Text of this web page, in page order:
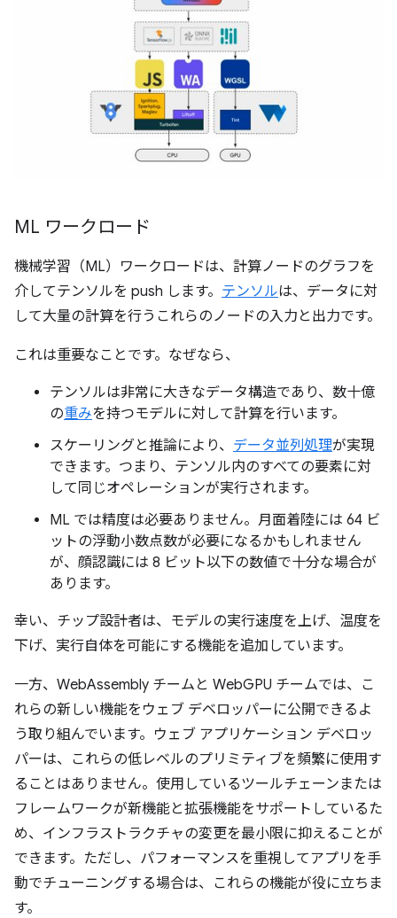
ML ワークロード
機械学習（ML）ワークロードは、計算ノードのグラフを
介してテンソルを push します。 テンソルは、データに対
して大量の計算を行うこれらのノードの入力と出力です。
これは重要なことです。なぜなら、
テンソルは非常に大きなデータ構造であり、数十億
の重みを持つモデルに対して計算を行います。
スケーリングと推論により、 データ並列処理が実現
できます。つまり、テンソル内のすべての要素に対
して同じオペレーションが実行されます。
ML では精度は必要ありません。月面着陸には 64 ビ
ットの浮動小数点数が必要になるかもしれません
が、顔認識には 8 ビット以下の数値で十分な場合が
あります。
幸い、チップ設計者は、モデルの実行速度を上げ、温度を
下げ、実行自体を可能にする機能を追加しています。
一方、WebAssembly チームと WebGPU チームでは、こ
れらの新しい機能をウェブ デベロッパーに公開できるよ
う取り組んでいます。ウェブ アプリケーション デベロッ
パーは、これらの低レベルのプリミティブを頻繁に使用す
ることはありません。使用しているツールチェーンまたは
フレームワークが新機能と拡張機能をサポートしているた
め、インフラストラクチャの変更を最小限に抑えることが
できます。ただし、パフォーマンスを重視してアプリを手
動でチューニングする場合は、これらの機能が役に立ちま
す。